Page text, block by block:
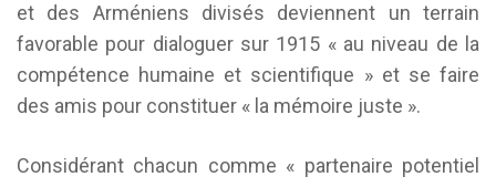
et des Arméniens divisés deviennent un terrain
favorable pour dialoguer sur 1915 « au niveau de la
compétence humaine et scientifique » et se faire
des amis pour constituer « la mémoire juste ».
Considérant chacun comme « partenaire potentiel